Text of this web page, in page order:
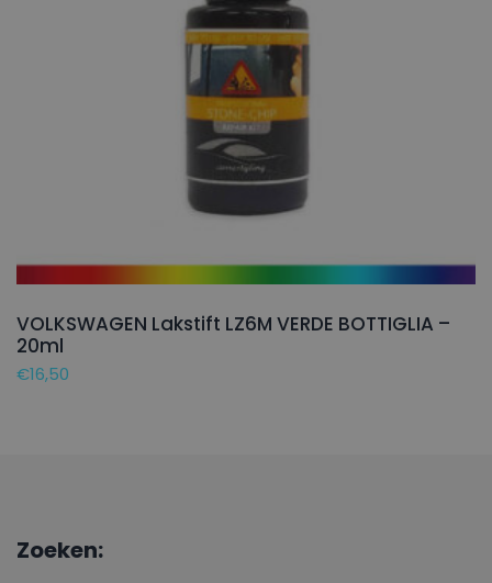
VOLKSWAGEN Lakstift LZ6M VERDE BOTTIGLIA –
20ml
€16,50
Zoeken: